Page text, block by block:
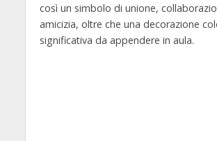
così un simbolo di unione,
amicizia, oltre che una decorazione
significativa da appendere in aula.